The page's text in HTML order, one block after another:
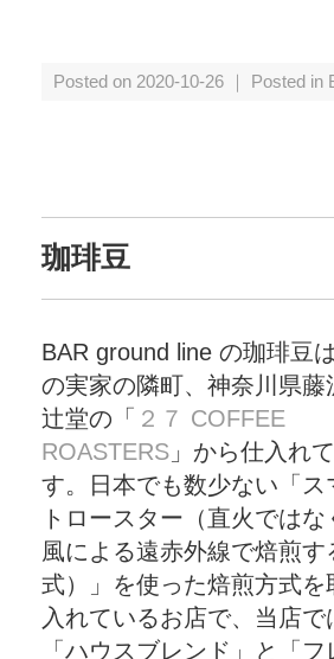
Posted on 2020-10-26 ｜ Posted in
珈琲豆
BAR ground line の珈琲豆
の実家の隣町、神奈川県藤
辻堂の「 ２７ COFFEE
ROASTERS 」から仕入れ
す。日本でも数少ない「ス
トロースター（直火ではな
風による遠赤外線で焙煎す
式）」を使った焙煎方式を
入れているお店で、当店で
「ハウスブレンド」と「フ